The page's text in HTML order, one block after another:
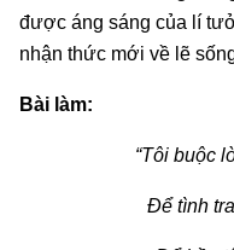
được áng sáng của lí
nhận thức mới về lẽ
Bài làm:
“Tôi buộc
Để tình